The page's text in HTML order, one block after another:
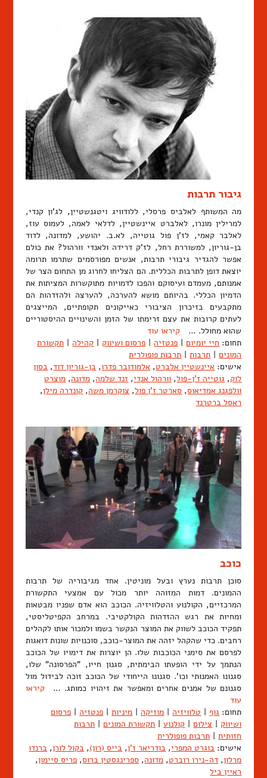
גיבור תרבות
מה המשותף לאלביס פרסלי, ללודוויג ויטגנשטיין, לג'ון קנדי,
למרילין מונרו, לאלברט איינשטיין, לדלאי לאמה, לעמוס עוז,
לאלבר קאמי, לז'ן פול גוטייה, לא.ב. יהושע, למדונה, לדוד
בן-גוריון, למשוררת רחל, לז'ק דרידה ולאנדי וורהול? את כולם
אפשר להגדיר גיבורי תרבות, אנשים מפורסמים שתרמו תרומה
יוצאת דופן לתרבות הכללית. הם הצליחו לחרוג מן התחום הצר של
אמנותם, מעמדם ועיסוקם והפכו לדמויות מתוקשרות המציתות את
הדמיון הכללי. בהיותם מושא להערכה, להערצה ולהזדהות הם
מתקבעים בזיכרון הציבורי כאייקונים תקופתיים, המייצגים
לעתים קרובות את עצם זרימתו של הזמן והשינויים ההיסטוריים
שהוא מחולל. … קיראו עוד
תחום: חיי יומיום פנטזיה פרסום ושיווק קהילה
תקשורת
המונים
תרבות
תרבות פופולרית
אישים: איינשטיין אלברט, אלמודובר פדרו, בן-גוריון דוד, בסון
לוק, גוטייה ז'ן-פול, וורהול אנדי, זנד שלמה, מדונה, מוצרט
וולפגנג אמדיאוס, סארטר ז'ן פול, צוקרמן משה, קונדרה מילן,
ראסל ברטרנד
כוכב
סוכן תרבות נערץ ובעל מוניטין. אחד מגיבוריה של תרבות
ההמונים. דמות המזוהה יותר מכול עם אמצעי התקשורת
המרכזיים, הקולנוע והטלוויזיה. הכוכב הוא אדם שפניו מבטאות
ומחיות את רגש ההזדהות הקולקטיבי. במרחב הקפיטליסטי,
תפקיד הכוכב לשווק את המוצר הנקשר בשמו ולמכור אותו לקהלים
רחבים. כדי שהקהל יזהה את המוצר-כוכב, סוכנויות שונות דואגות
לפרסם את סימני הכוכבות שלו. הן יוצרות את דימויו של הכוכב
הנתמך על ידי הופעתו הבימתית, סגנון חייו, "הפרסונה" שלו,
סגנונו האמנותי וכו'. סגנונו הייחודי של הכוכב זוכה לבידול מול
סגנונם של אמנים אחרים ומאפשר את זיהויו כמותג. …קיראו
עוד
תחום: גוף | טלוויזיה | מוזיקה | מיניות | פנטזיה | פרסום
ושיווק | צילום | קולנוע | תקשורת המונים | תרבות
חזותית | תרבות פופולרית
אישים: בוגרט המפרי, בודריאר ז'ן, בייס (רון), בקול לורן, ברנדו
מרלון, דה-נירו רוברט, מדונה, ספרינגסטין ברוס, פריס סיימון,
ראיין ביל